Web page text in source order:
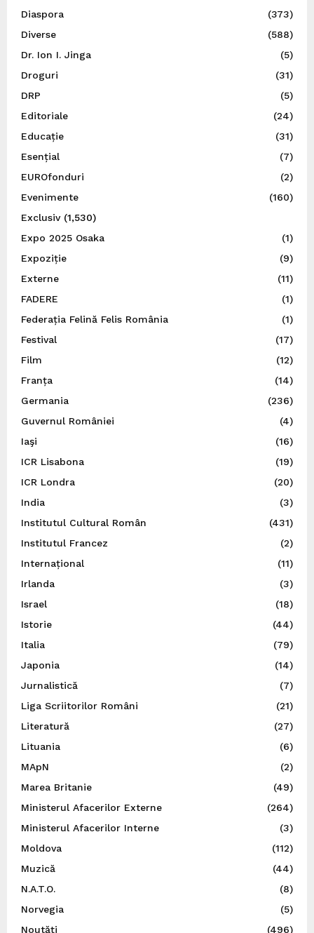
Diaspora
(373)
Diverse
(588)
Dr. Ion I. Jinga
(5)
Droguri
(31)
DRP
(5)
Editoriale
(24)
Educație
(31)
Esențial
(7)
EUROfonduri
(2)
Evenimente
(160)
Exclusiv(1,530)
Expo 2025 Osaka
(1)
Expoziție
(9)
Externe
(11)
FADERE
(1)
Federația Felină Felis România
(1)
Festival
(17)
Film
(12)
Franța
(14)
Germania
(236)
Guvernul României
(4)
Iaşi
(16)
ICR Lisabona
(19)
ICR Londra
(20)
India
(3)
Institutul Cultural Român
(431)
Institutul Francez
(2)
Internațional
(11)
Irlanda
(3)
Israel
(18)
Istorie
(44)
Italia
(79)
Japonia
(14)
Jurnalistică
(7)
Liga Scriitorilor Români
(21)
Literatură
(27)
Lituania
(6)
MApN
(2)
Marea Britanie
(49)
Ministerul Afacerilor Externe
(264)
Ministerul Afacerilor Interne
(3)
Moldova
(112)
Muzică
(44)
N.A.T.O.
(8)
Norvegia
(5)
Noutăți
(496)